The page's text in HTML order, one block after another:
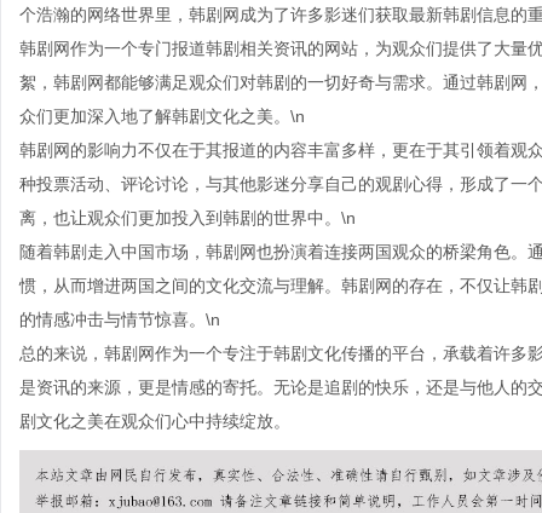
个浩瀚的网络世界里，韩剧网成为了许多影迷们获取最新韩剧信息的
韩剧网作为一个专门报道韩剧相关资讯的网站，为观众们提供了大量
絮，韩剧网都能够满足观众们对韩剧的一切好奇与需求。通过韩剧网
众们更加深入地了解韩剧文化之美。\n
韩剧网的影响力不仅在于其报道的内容丰富多样，更在于其引领着观
种投票活动、评论讨论，与其他影迷分享自己的观剧心得，形成了一
离，也让观众们更加投入到韩剧的世界中。\n
随着韩剧走入中国市场，韩剧网也扮演着连接两国观众的桥梁角色
惯，从而增进两国之间的文化交流与理解。韩剧网的存在，不仅让韩
的情感冲击与情节惊喜。\n
总的来说，韩剧网作为一个专注于韩剧文化传播的平台，承载着许
是资讯的来源，更是情感的寄托。无论是追剧的快乐，还是与他人的
剧文化之美在观众们心中持续绽放。